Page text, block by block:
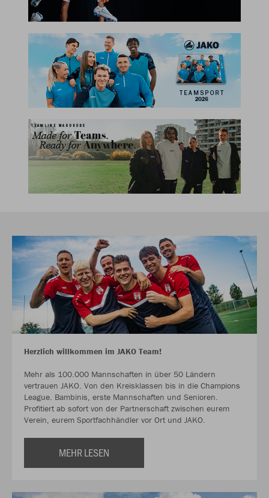
Herzlich willkommen im JAKO Team!
Mehr als 100.000 Mannschaften in über 50 Ländern
vertrauen JAKO. Von den Kreisklassen bis in die Champions
League. Bambinis, erste Mannschaften und Senioren.
Profitiert ab sofort von der Partnerschaft zwischen eurem
Verein, eurem Sportfachhändler vor Ort und JAKO.
MEHR LESEN